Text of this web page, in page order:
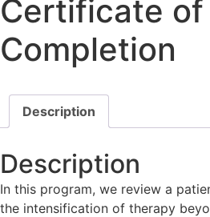
Certificate of
Completion
Description
Description
In this program, we review a
the intensification of therapy